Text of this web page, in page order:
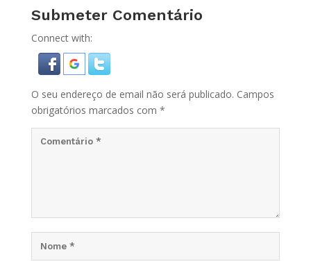
Submeter Comentário
Connect with:
O seu endereço de email não será publicado. Campos
obrigatórios marcados com *